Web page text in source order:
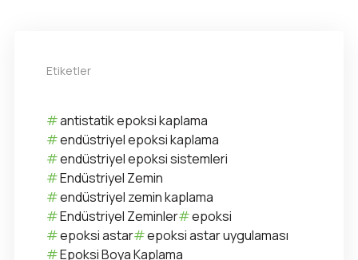
Etiketler
antistatik epoksi kaplama
endüstriyel epoksi kaplama
endüstriyel epoksi sistemleri
Endüstriyel Zemin
endüstriyel zemin kaplama
Endüstriyel Zeminler
epoksi
epoksi astar
epoksi astar uygulaması
Epoksi Boya Kaplama